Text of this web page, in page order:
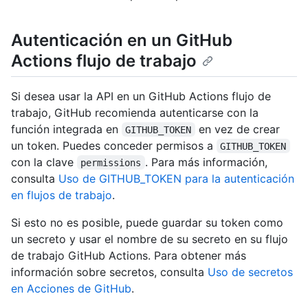
Autenticación en un GitHub
Actions flujo de trabajo
Si desea usar la API en un GitHub Actions flujo de
trabajo, GitHub recomienda autenticarse con la
función integrada en
GITHUB_TOKEN
en vez de crear
un token. Puedes conceder permisos a
GITHUB_TOKEN
con la clave permissions . Para más información,
consulta Uso de GITHUB_TOKEN para la autenticación
en flujos de trabajo.
Si esto no es posible, puede guardar su token como
un secreto y usar el nombre de su secreto en su flujo
de trabajo GitHub Actions. Para obtener más
información sobre secretos, consulta Uso de secretos
en Acciones de GitHub.